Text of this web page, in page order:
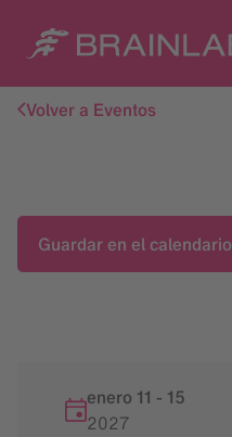
Volver a Eventos
Guardar en el calendario
enero 11 - 15
2027